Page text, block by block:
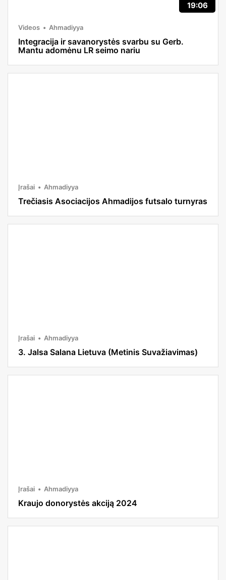
19:06
Videos Ahmadiyya
Integracija ir savanorystės svarbu su Gerb.
Mantu adomėnu LR seimo nariu
Įrašai Ahmadiyya
Trečiasis Asociacijos Ahmadijos futsalo turnyras
Įrašai Ahmadiyya
3. Jalsa Salana Lietuva (Metinis Suvažiavimas)
Įrašai Ahmadiyya
Kraujo donorystės akciją 2024